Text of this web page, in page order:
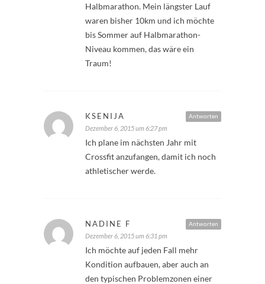
Halbmarathon. Mein längster Lauf
waren bisher 10km und ich möchte
bis Sommer auf Halbmarathon-
Niveau kommen, das wäre ein
Traum!
Antworten
KSENIJA
Dezember 6, 2015 um 6:27 pm
Ich plane im nächsten Jahr mit
Crossfit anzufangen, damit ich noch
athletischer werde.
Antworten
NADINE F
Dezember 6, 2015 um 6:31 pm
Ich möchte auf jeden Fall mehr
Kondition aufbauen, aber auch an
den typischen Problemzonen einer